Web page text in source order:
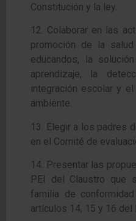
Constitución y la ley.
12. Colaborar en las
promoción de la
educandos, l a
aprendizaje, la
integración escolar y el
ambiente.
13. Elegir a los padres
en el Comité de
14. Presentar las
PEI del Claustro que
familia de
artículos 14, 15 y 16